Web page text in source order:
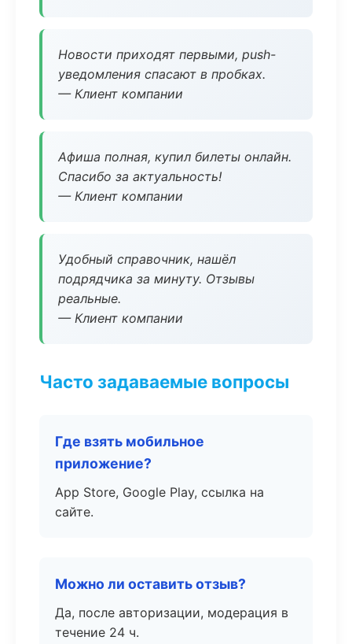
Новости приходят первыми, push-
уведомления спасают в пробках.
— Клиент компании
Афиша полная, купил билеты онлайн.
Спасибо за актуальность!
— Клиент компании
Удобный справочник, нашёл
подрядчика за минуту. Отзывы
реальные.
— Клиент компании
Часто задаваемые вопросы
Где взять мобильное
приложение?
App Store, Google Play, ссылка на
сайте.
Можно ли оставить отзыв?
Да, после авторизации, модерация в
течение 24 ч.